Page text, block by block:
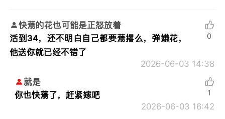
快蔫的花也可能是正怒放着
活到34，还不明白自己都要蔫撂么，弹嫌花，
他送你就已经不错了
2026-06-03 14:38
0
就是
你也快蔫了，赶紧嫁吧
2026-06-03 16:42
1